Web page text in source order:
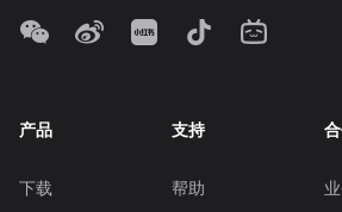
产品
下载
支持
帮助